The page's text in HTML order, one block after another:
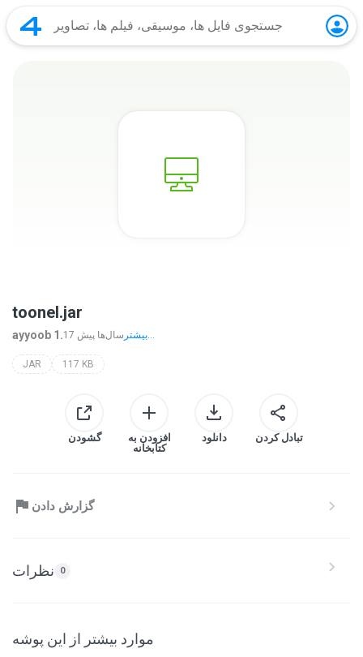
toonel.jar
ayyoob 1. 17 سال‌ها پیش بیشتر...
JAR 117 KB
گشودن
افزودن به
کتابخانه
دانلود تبادل کردن
گزارش دادن
نظرات 0
موارد بیشتر از این پوشه